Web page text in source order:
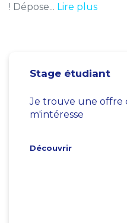
! Dépose... Lire plus
Stage étudiant
Je trouve une offre
m'intéresse
Découvrir